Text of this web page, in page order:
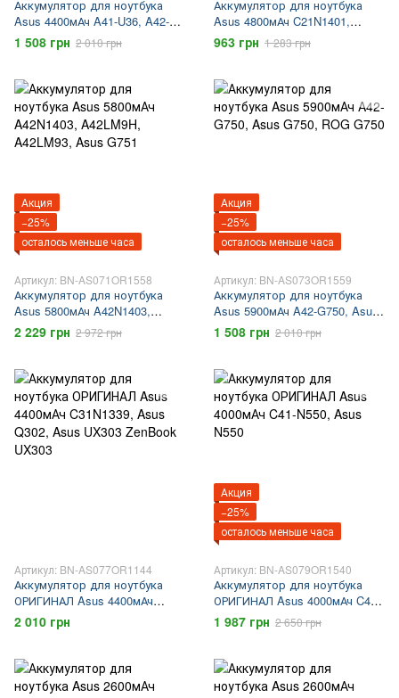
Аккумулятор для ноутбука
Asus 4400мАч A41-U36, A42-
U36
1 508 грн 2 010 грн
Аккумулятор для ноутбука
Asus 4800мАч C21N1401,
PP21AT149Q-1, Asus F455,
Asus X455
963 грн 1 283 грн
Акция
−25%
осталось меньше часа
Артикул: BN-AS071OR1558
Аккумулятор для ноутбука
Asus 5800мАч A42N1403,
A42LM9H, A42LM93, Asus
G751
2 229 грн 2 972 грн
Акция
−25%
осталось меньше часа
Артикул: BN-AS073OR1559
Аккумулятор для ноутбука
Asus 5900мАч A42-G750, Asus
G750, ROG G750
1 508 грн 2 010 грн
Артикул: BN-AS077OR1144
Аккумулятор для ноутбука
ОРИГИНАЛ Asus 4400мАч
C31N1339, Asus Q302, Asus
UX303 ZenBook UX303
2 010 грн
Акция
−25%
осталось меньше часа
Артикул: BN-AS079OR1540
Аккумулятор для ноутбука
ОРИГИНАЛ Asus 4000мАч C41-
N550, Asus N550
1 987 грн 2 650 грн